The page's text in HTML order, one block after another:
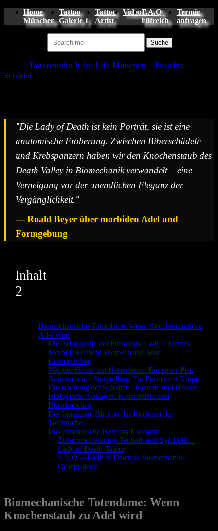
Home
München
Tattoo
Galerie 1
Tattoo
Artist
VideoF.A.Q:
hilfreich
Termin
anfragen
Tattoostudio It for Life München Projekte
Schädel
"Die Lady of Death ist kein Porträt, sie ist eine
anatomische Eroberung. Zwischen Biberschädeln
und Krebspanzern haben wir den Knochenstaub des
Death Valley in Biomechanik verwandelt – eine
Verneigung vor der unendlichen Eleganz der
Vergänglichkeit."
— Roald Beyer über morbiden Adel und
Formgebung
Inhalt
2
Biomechanische Totendame: Wenn Knochenstaub zu
Adel wird
Die Aristokratie der Finsternis: Lady o’Detzzh
Morbide Freiheit: Biomechanik ohne
Kompromisse
Von der Skizze zur Herrscherin: Ein neuer Plan
Anatomisches Storytelling: Ein Porträt mit Körper
Die Krönung der Schulter: Diademe und Hörner
Biologische Vorlagen: Krustentiere und
Biberknochen
Der Innenarm: Blick in das Rückgrat der
Totendame
Das exzentrische Herz am Unterarm
Zusammenfassung: Technik und Symbolik –
Lady of Death Tattoo
F.A.Q. – Lady of Death & Biomechanik-
Großprojekte
Biomechanische Totendame: Wenn
Knochenstaub zu Adel wird